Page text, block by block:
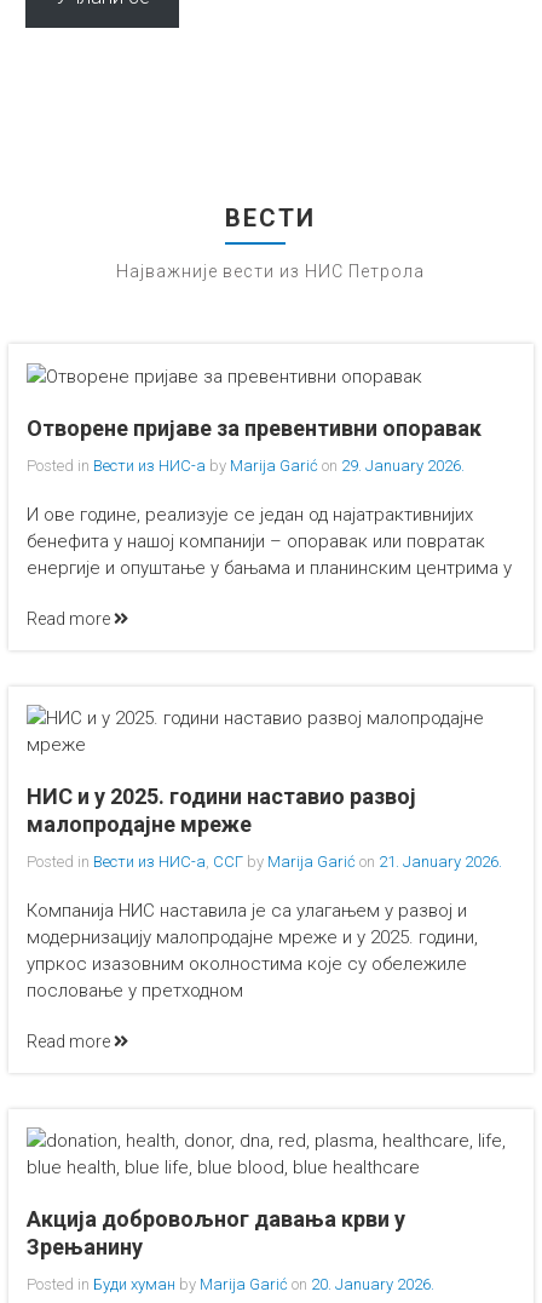
ВЕСТИ
Најважније вести из НИС Петрола
Отворене пријаве за превентивни опоравак
Posted in Вести из НИС-а by Marija Garić on 29. January 2026.
И ове године, реализује се један од најатрактивнијих
бенефита у нашој компанији – опоравак или повратак
енергије и опуштање у бањама и планинским центрима у
Read more
НИС и у 2025. години наставио развој
малопродајне мреже
Posted in Вести из НИС-а, ССГ by Marija Garić on 21. January 2026.
Компанија НИС наставила је са улагањем у развој и
модернизацију малопродајне мреже и у 2025. години,
упркос изазовним околностима које су обележиле
пословање у претходном
Read more
Акција добровољног давања крви у
Зрењанину
Posted in Буди хуман by Marija Garić on 20. January 2026.